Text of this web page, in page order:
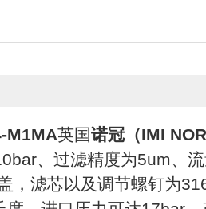
英国诺冠（IMI
、过滤精度为5um、
，滤芯以及调节螺钉为